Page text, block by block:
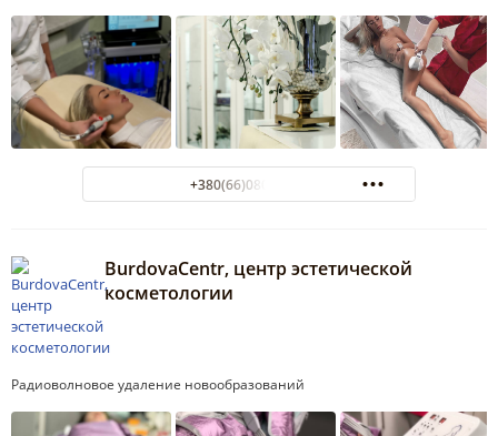
+380(66)080-05-00
BurdovaCentr, центр эстетической
косметологии
Радиоволновое удаление новообразований